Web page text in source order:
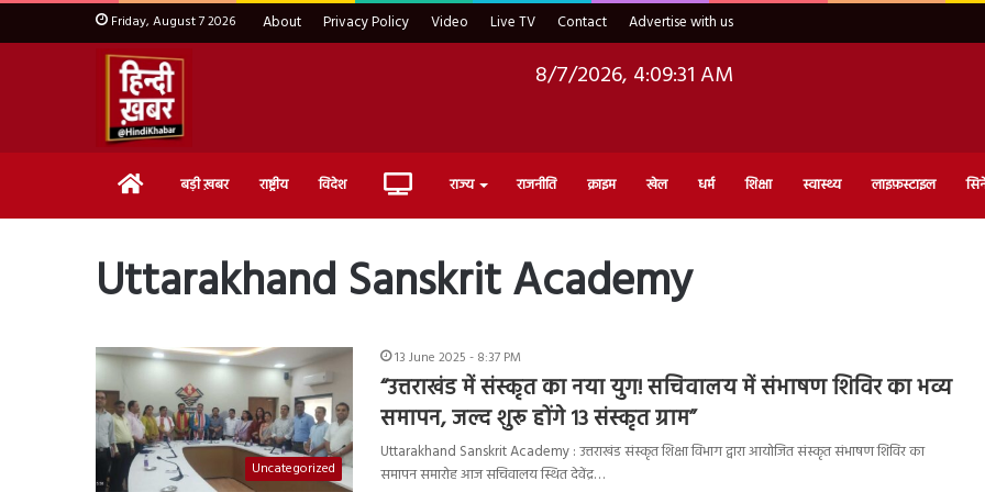
Friday, August 7 2026 About Privacy Policy Video Live TV Contact Advertise with us
8/7/2026, 4:09:32 AM
Home बड़ी ख़बर राष्ट्रीय विदेश Live राज्य राजनीति क्राइम खेल धर्म शिक्षा स्वास्थ्य लाइफ़स्टाइल
Uttarakhand Sanskrit Academy
Uncategorized
13 June 2025 - 8:37 PM
“उत्तराखंड में संस्कृत का नया युग! सचिवालय में संभाषण शिविर का भव्य
समापन, जल्द शुरू होंगे 13 संस्कृत ग्राम”
Uttarakhand Sanskrit Academy : उत्तराखंड संस्कृत शिक्षा विभाग द्वारा आयोजित संस्कृत संभाषण शिविर का
समापन समारोह आज सचिवालय स्थित देवेंद्र…